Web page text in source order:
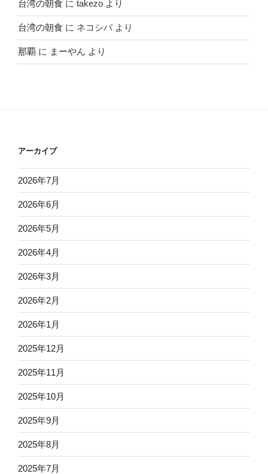
台湾の朝食 に takezo より
台湾の朝食 に ネコシバより
那覇 に まーやん より
アーカイブ
2026年7月
2026年6月
2026年5月
2026年4月
2026年3月
2026年2月
2026年1月
2025年12月
2025年11月
2025年10月
2025年9月
2025年8月
2025年7月